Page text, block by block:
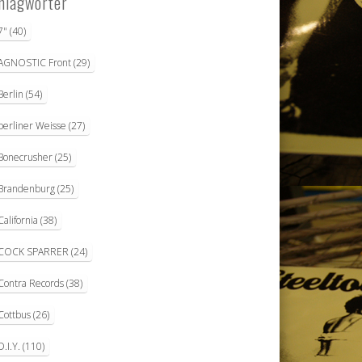
(40)
Front(29)
(54)
Weisse (27)
(25)
(25)
(38)
SPARRER (24)
Records(38)
(26)
(110)